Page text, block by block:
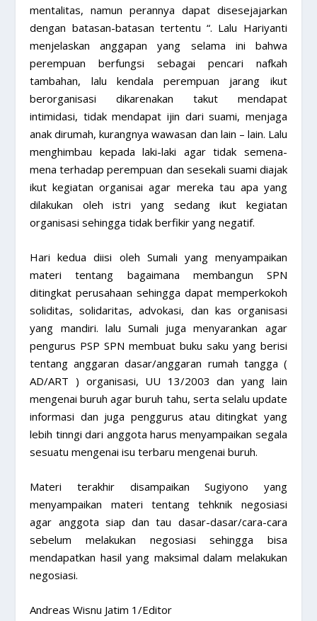
mentalitas, namun perannya dapat disesejajarkan
dengan batasan-batasan tertentu “. Lalu Hariyanti
menjelaskan anggapan yang selama ini bahwa
perempuan berfungsi sebagai pencari nafkah
tambahan, lalu kendala perempuan jarang ikut
berorganisasi dikarenakan takut mendapat
intimidasi, tidak mendapat ijin dari suami, menjaga
anak dirumah, kurangnya wawasan dan lain – lain. Lalu
menghimbau kepada laki-laki agar tidak semena-
mena terhadap perempuan dan sesekali suami diajak
ikut kegiatan organisai agar mereka tau apa yang
dilakukan oleh istri yang sedang ikut kegiatan
organisasi sehingga tidak berfikir yang negatif.
Hari kedua diisi oleh Sumali yang menyampaikan
materi tentang bagaimana membangun SPN
ditingkat perusahaan sehingga dapat memperkokoh
soliditas, solidaritas, advokasi, dan kas organisasi
yang mandiri. lalu Sumali juga menyarankan agar
pengurus PSP SPN membuat buku saku yang berisi
tentang anggaran dasar/anggaran rumah tangga (
AD/ART ) organisasi, UU 13/2003 dan yang lain
mengenai buruh agar buruh tahu, serta selalu update
informasi dan juga penggurus atau ditingkat yang
lebih tinngi dari anggota harus menyampaikan segala
sesuatu mengenai isu terbaru mengenai buruh.
Materi terakhir disampaikan Sugiyono yang
menyampaikan materi tentang tehknik negosiasi
agar anggota siap dan tau dasar-dasar/cara-cara
sebelum melakukan negosiasi sehingga bisa
mendapatkan hasil yang maksimal dalam melakukan
negosiasi.
Andreas Wisnu Jatim 1/Editor